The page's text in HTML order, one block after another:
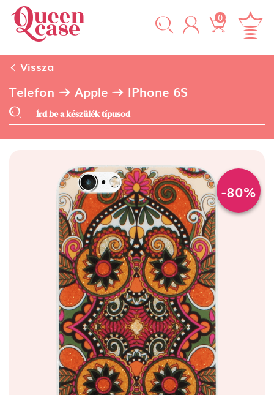
0
Vissza
Telefon Apple IPhone 6S
-80%